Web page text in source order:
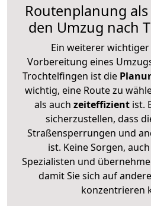
Routenplanung
den Umzug nach
Ein weiterer
Vorbereitung eines
Trochtelfingen ist die
wichtig, eine Route zu
als auch zeiteffizientist.
sicherzustellen, dass
Straßensperrungen und
ist. Keine Sorgen,
Spezialisten und
damit Sie sich auf
konzentrieren